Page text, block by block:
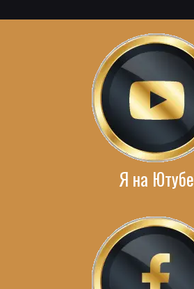
Я на Ютубе